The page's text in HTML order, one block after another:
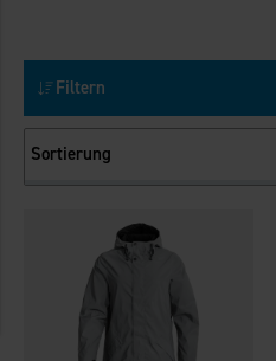
Filtern
Sortierung